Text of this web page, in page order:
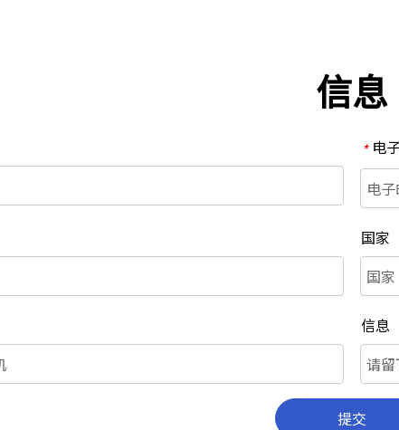
信息
* 电
国家
信息
提交